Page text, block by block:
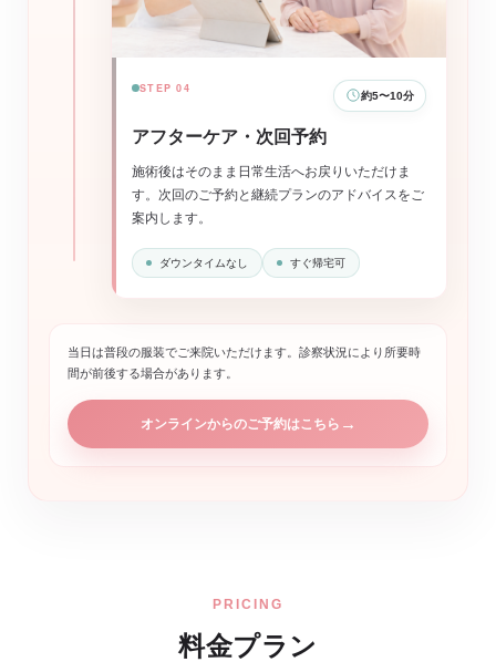
STEP 04
約5〜10分
アフターケア・次回予約
施術後はそのまま日常生活へお戻りいただけま
す。次回のご予約と継続プランのアドバイスをご
案内します。
ダウンタイムなし すぐ帰宅可
当日は普段の服装でご来院いただけます。診察状況により所要時
間が前後する場合があります。
オンラインからのご予約はこちら →
PRICING
料金プラン